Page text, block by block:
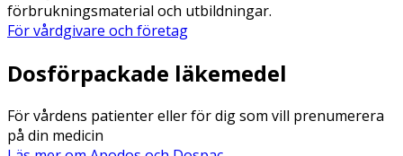
förbrukningsmaterial och utbildningar.
För vårdgivare och företag
Dosförpackade läkemedel
För vårdens patienter eller för dig som vill prenumerera
på din medicin